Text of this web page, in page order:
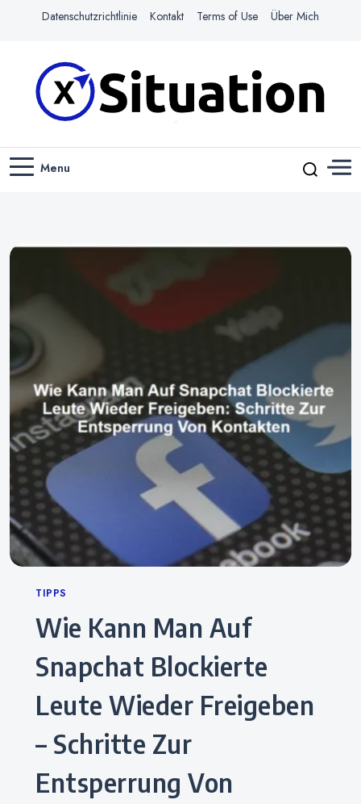
Datenschutzrichtlinie Kontakt Terms of Use Über Mich
X-SITUATION
Menu
Categories
TIPPS
Wie Kann Man Auf
Snapchat Blockierte
Leute Wieder Freigeben
– Schritte Zur
Entsperrung Von